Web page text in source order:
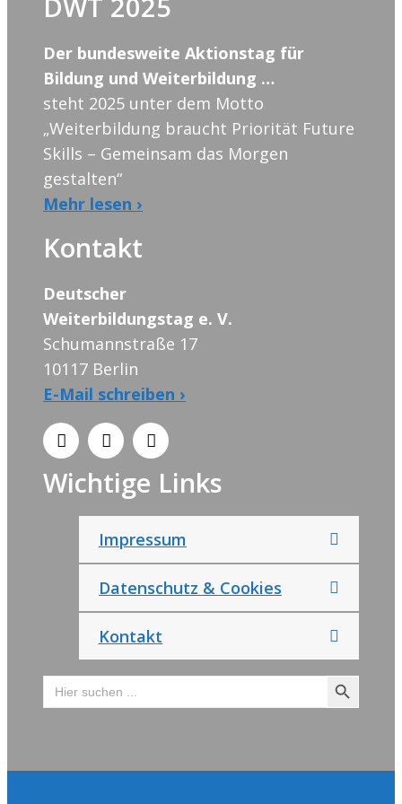
Der bundesweite Aktionstag für
Bildung und Weiterbildung …
steht 2025 unter dem Motto
„Weiterbildung braucht Priorität Future
Skills – Gemeinsam das Morgen
gestalten“
Mehr lesen ›
Kontakt
Deutscher
Weiterbildungstag e. V.
Schumannstraße 17
10117 Berlin
E-Mail schreiben ›
Wichtige Links
Impressum
Datenschutz & Cookies
Kontakt
Search
for:
Search Button